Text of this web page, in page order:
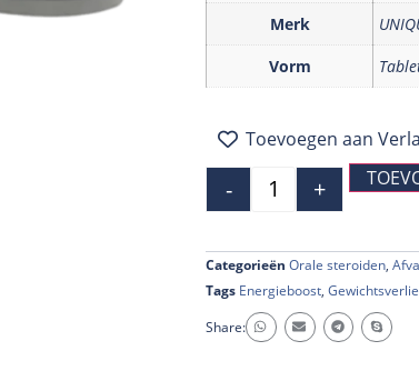
Merk
Vorm
Toevoegen aan
- +
Categorieën Orale steroiden,
Tags Energieboost,
Share: